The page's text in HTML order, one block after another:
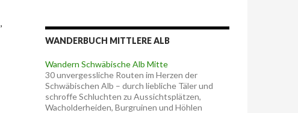
,
WANDERBUCH MITTLERE ALB
Wandern Schwäbische Alb Mitte
30 unvergessliche Routen im Herzen der
Schwäbischen Alb – durch liebliche Täler und
schroffe Schluchten zu Aussichtsplätzen,
Wacholderheiden, Burgruinen und Höhlen